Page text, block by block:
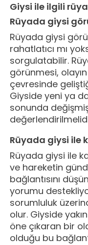
Giysi ile ilgili
Rüyada giysi
Rüyada giysi
rahatlatıcı mı
sorgulatabilir.
görünmesi,
çevresinde
Giyside yeni ya
sonunda
Rüyada giysi ile
Rüyada giysi ile
ve hareketin
bağlantısını
yorumu
sorumluluk
olur. Giyside
öne çıkaran bir
olduğu bu